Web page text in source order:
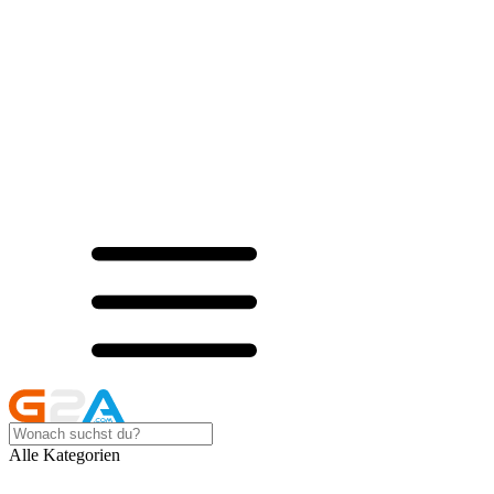
Alle Kategorien